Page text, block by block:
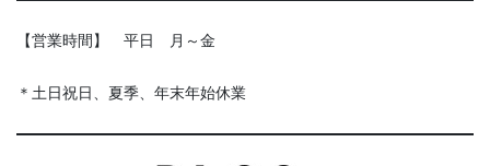
【営業時間】 平日 月～金
＊土日祝日、夏季、年末年始休業